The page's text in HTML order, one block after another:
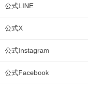
公式LINE
公式X
公式Instagram
公式Facebook